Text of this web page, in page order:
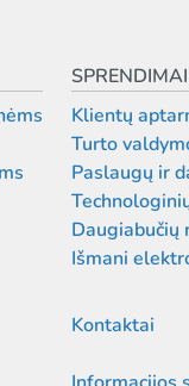
SPRENDIMAI
Klientų
Turto
Paslaugų ir
Daugiabučių
Išmani
Kontaktai